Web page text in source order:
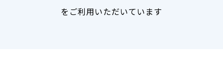
をご利用いただいています